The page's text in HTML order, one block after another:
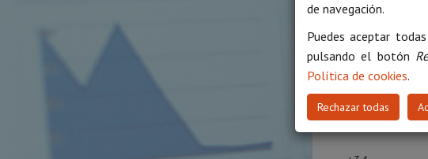
de navegación.
Puedes aceptar
pulsando el botón
Política de cookies.
Rechazar todas